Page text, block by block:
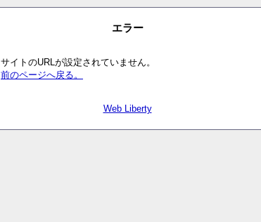
エラー
サイトのURLが設定されていません。
前のページへ戻る。
Web Liberty